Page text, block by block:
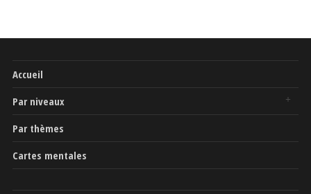
Accueil
Par niveaux
Par thèmes
Cartes mentales